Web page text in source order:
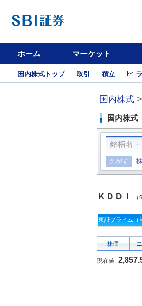
ホーム マーケット
国内株式トップ 取引 積立
国内株式 >
国内株式
さがす
ＫＤＤＩ （
東証プライム（
株価
現在値